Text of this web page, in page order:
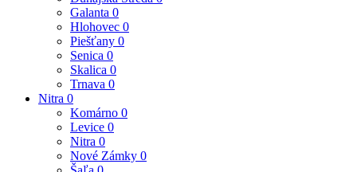
Galanta 0
Hlohovec 0
Piešťany 0
Senica 0
Skalica 0
Trnava 0
Nitra 0
Komárno 0
Levice 0
Nitra 0
Nové Zámky 0